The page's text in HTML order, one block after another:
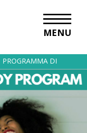
MENU
DI
TRATTA DI ESSERI